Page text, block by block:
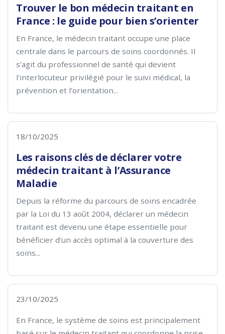
Trouver le bon médecin traitant en
France : le guide pour bien s’orienter
En France, le médecin traitant occupe une place
centrale dans le parcours de soins coordonnés. Il
s’agit du professionnel de santé qui devient
l'interlocuteur privilégié pour le suivi médical, la
prévention et l’orientation...
18/10/2025
Les raisons clés de déclarer votre
médecin traitant à l’Assurance
Maladie
Depuis la réforme du parcours de soins encadrée
par la Loi du 13 août 2004, déclarer un médecin
traitant est devenu une étape essentielle pour
bénéficier d’un accès optimal à la couverture des
soins...
23/10/2025
En France, le système de soins est principalement